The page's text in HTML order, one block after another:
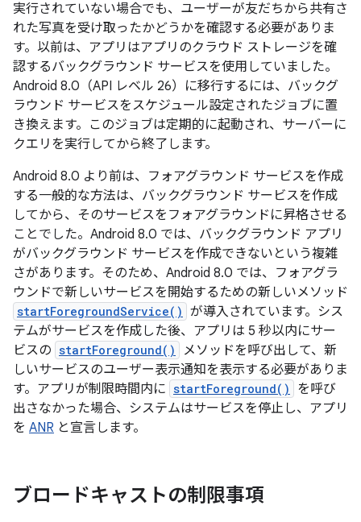
実行されていない場合でも、ユーザーが友だちから共有さ
れた写真を受け取ったかどうかを確認する必要がありま
す。以前は、アプリはアプリのクラウド ストレージを確
認するバックグラウンド サービスを使用していました。
Android 8.0（API レベル 26）に移行するには、バックグ
ラウンド サービスをスケジュール設定されたジョブに置
き換えます。このジョブは定期的に起動され、サーバーに
クエリを実行してから終了します。
Android 8.0 より前は、フォアグラウンド サービスを作成
する一般的な方法は、バックグラウンド サービスを作成
してから、そのサービスをフォアグラウンドに昇格させる
ことでした。Android 8.0 では、バックグラウンド アプリ
がバックグラウンド サービスを作成できないという複雑
さがあります。そのため、Android 8.0 では、フォアグラ
ウンドで新しいサービスを開始するための新しいメソッド
startForegroundService() が導入されています。シス
テムがサービスを作成した後、アプリは 5 秒以内にサー
ビスの startForeground()
メソッドを呼び出して、新
しいサービスのユーザー表示通知を表示する必要がありま
す。アプリが制限時間内に startForeground()
を呼び
出さなかった場合、システムはサービスを停止し、アプリ
を ANR と宣言します。
ブロードキャストの制限事項